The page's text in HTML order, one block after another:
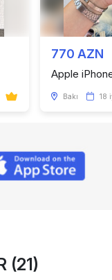
770 AZN
Apple
Bakı 18
(21)